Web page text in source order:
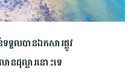
ទទួលបានឯកសារផ្លូវ
នដុល្លារនោះទេ